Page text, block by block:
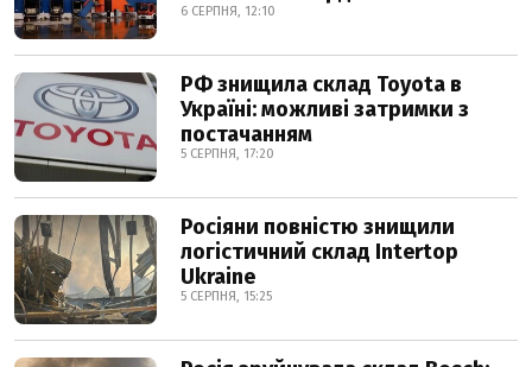
6 СЕРПНЯ, 12:10
РФ знищила склад Toyota в
Україні: можливі затримки з
постачанням
5 СЕРПНЯ, 17:20
Росіяни повністю знищили
логістичний склад Intertop
Ukraine
5 СЕРПНЯ, 15:25